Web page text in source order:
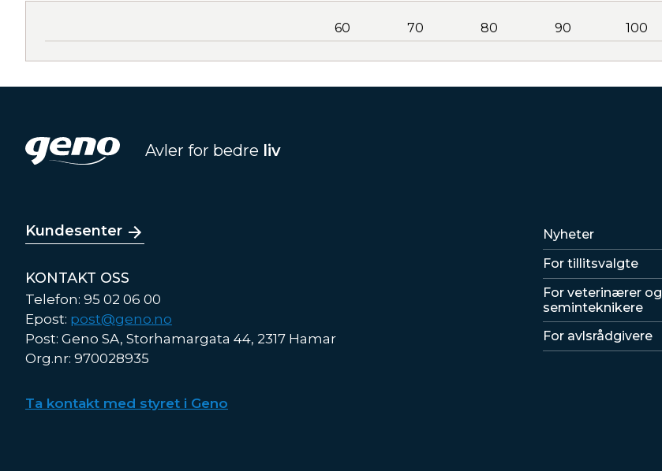
60 70 80 90 100
Avler for bedre liv
Kundesenter
KONTAKT OSS
Telefon: 95 02 06 00
Epost: post@geno.no
Post: Geno SA, Storhamargata 44, 2317 Hamar
Org.nr: 970028935
Ta kontakt med styret i Geno
Lenker
Nyheter
For tillitsvalgte
For veterinærer og
seminteknikere
For avlsrådgivere